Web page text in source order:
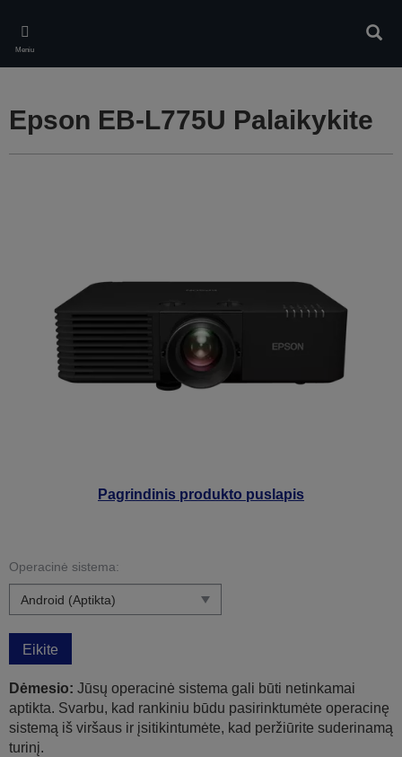
main
content
Meniu
Pagrindinis produkto puslapis
Epson EB-L775U Palaikykite
Operacinė sistema:
Eikite
Dėmesio: Jūsų operacinė sistema gali būti netinkamai
aptikta. Svarbu, kad rankiniu būdu pasirinktumėte operacinę
sistemą iš viršaus ir įsitikintumėte, kad peržiūrite suderinamą
turinį.